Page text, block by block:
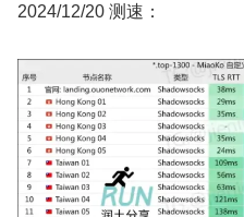
2024/12/20 测速：